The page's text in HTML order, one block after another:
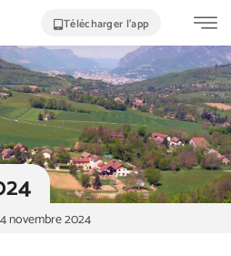
Télécharger l'app
4 novembre 2024